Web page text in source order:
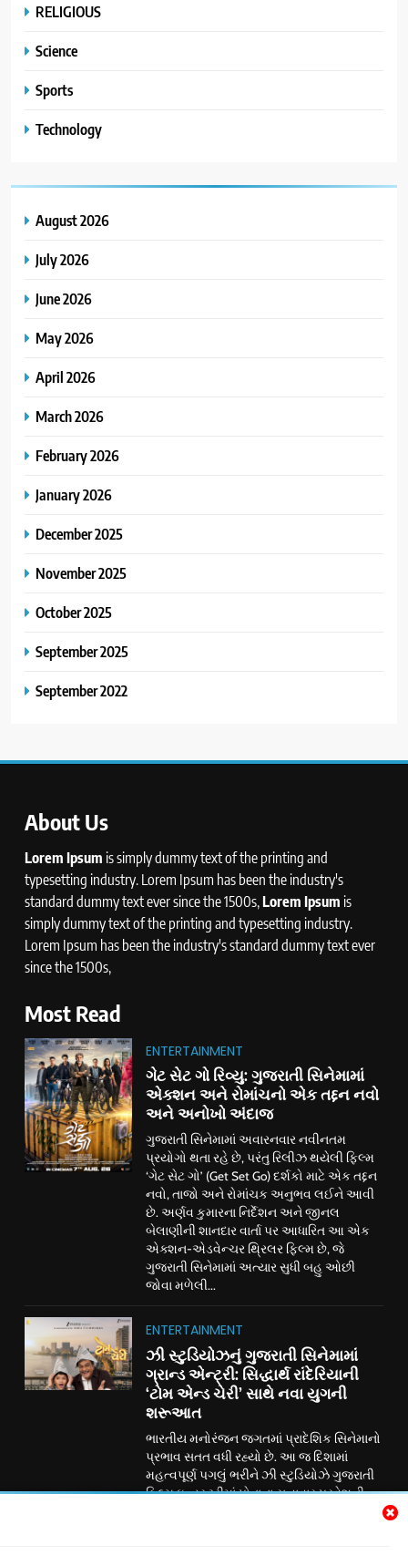
RELIGIOUS
Science
Sports
Technology
August 2026
July 2026
June 2026
May 2026
April 2026
March 2026
February 2026
January 2026
December 2025
November 2025
October 2025
September 2025
September 2022
About Us
Lorem Ipsum is simply dummy text of the printing and
typesetting industry. Lorem Ipsum has been the industry's
standard dummy text ever since the 1500s,Lorem Ipsum is
simply dummy text of the printing and typesetting industry.
Lorem Ipsum has been the industry's standard dummy text ever
since the 1500s,
Most Read
ENTERTAINMENT
ગેટ સેટ ગો રિવ્યુ: ગુજરાતી સિનેમામાં
એક્શન અને રોમાંચનો એક તદ્દન નવો
અને અનોખો અંદાજ
ગુજરાતી સિનેમામાં અવારનવાર નવીનતમ
પ્રયોગો થતા રહે છે, પરંતુ રિલીઝ થયેલી ફિલ્મ
‘ગેટ સેટ ગો’ (Get Set Go) દર્શકો માટે એક તદ્દન
નવો, તાજો અને રોમાંચક અનુભવ લઈને આવી
છે. અર્ણવ કુમારના નિર્દેશન અને જીનલ
બેલાણીની શાનદાર વાર્તા પર આધારિત આ એક
એક્શન-એડવેન્ચર થ્રિલર ફિલ્મ છે, જે
ગુજરાતી સિનેમામાં અત્યાર સુધી બહુ ઓછી
જોવા મળેલી...
ENTERTAINMENT
ઝી સ્ટુડિયોઝનું ગુજરાતી સિનેમામાં
ગ્રાન્ડ એન્ટ્રી: સિદ્ધાર્થ રાંદેરિયાની
‘ટોમ એન્ડ ચેરી’ સાથે નવા યુગની
શરૂઆત
ભારતીય મનોરંજન જગતમાં પ્રાદેશિક સિનેમાનો
પ્રભાવ સતત વધી રહ્યો છે. આ જ દિશામાં
મહત્વપૂર્ણ પગલું ભરીને ઝી સ્ટુડિયોઝે ગુજરાતી
ફિલ્મ ઇન્ડસ્ટ્રીમાં પોતાના સત્તાવાર પ્રવેશની